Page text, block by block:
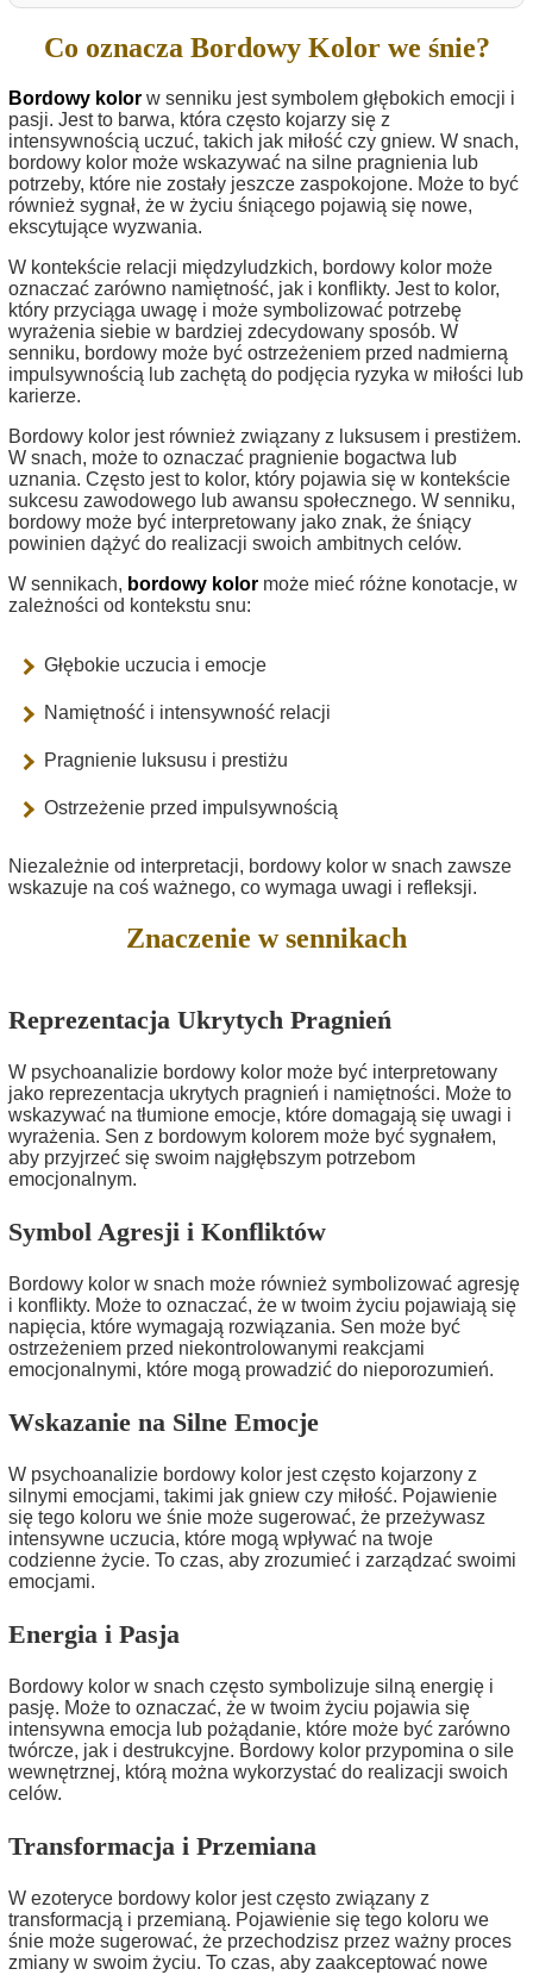
Co oznacza Bordowy Kolor we śnie?
Bordowy kolor w senniku jest symbolem głębokich emocji i
pasji. Jest to barwa, która często kojarzy się z
intensywnością uczuć, takich jak miłość czy gniew. W snach,
bordowy kolor może wskazywać na silne pragnienia lub
potrzeby, które nie zostały jeszcze zaspokojone. Może to być
również sygnał, że w życiu śniącego pojawią się nowe,
ekscytujące wyzwania.
W kontekście relacji międzyludzkich, bordowy kolor może
oznaczać zarówno namiętność, jak i konflikty. Jest to kolor,
który przyciąga uwagę i może symbolizować potrzebę
wyrażenia siebie w bardziej zdecydowany sposób. W
senniku, bordowy może być ostrzeżeniem przed nadmierną
impulsywnością lub zachętą do podjęcia ryzyka w miłości lub
karierze.
Bordowy kolor jest również związany z luksusem i prestiżem.
W snach, może to oznaczać pragnienie bogactwa lub
uznania. Często jest to kolor, który pojawia się w kontekście
sukcesu zawodowego lub awansu społecznego. W senniku,
bordowy może być interpretowany jako znak, że śniący
powinien dążyć do realizacji swoich ambitnych celów.
W sennikach, bordowy kolor może mieć różne konotacje, w
zależności od kontekstu snu:
Głębokie uczucia i emocje
Namiętność i intensywność relacji
Pragnienie luksusu i prestiżu
Ostrzeżenie przed impulsywnością
Niezależnie od interpretacji, bordowy kolor w snach zawsze
wskazuje na coś ważnego, co wymaga uwagi i refleksji.
Znaczenie w sennikach
Reprezentacja Ukrytych Pragnień
W psychoanalizie bordowy kolor może być interpretowany
jako reprezentacja ukrytych pragnień i namiętności. Może to
wskazywać na tłumione emocje, które domagają się uwagi i
wyrażenia. Sen z bordowym kolorem może być sygnałem,
aby przyjrzeć się swoim najgłębszym potrzebom
emocjonalnym.
Symbol Agresji i Konfliktów
Bordowy kolor w snach może również symbolizować agresję
i konflikty. Może to oznaczać, że w twoim życiu pojawiają się
napięcia, które wymagają rozwiązania. Sen może być
ostrzeżeniem przed niekontrolowanymi reakcjami
emocjonalnymi, które mogą prowadzić do nieporozumień.
Wskazanie na Silne Emocje
W psychoanalizie bordowy kolor jest często kojarzony z
silnymi emocjami, takimi jak gniew czy miłość. Pojawienie
się tego koloru we śnie może sugerować, że przeżywasz
intensywne uczucia, które mogą wpływać na twoje
codzienne życie. To czas, aby zrozumieć i zarządzać swoimi
emocjami.
Energia i Pasja
Bordowy kolor w snach często symbolizuje silną energię i
pasję. Może to oznaczać, że w twoim życiu pojawia się
intensywna emocja lub pożądanie, które może być zarówno
twórcze, jak i destrukcyjne. Bordowy kolor przypomina o sile
wewnętrznej, którą można wykorzystać do realizacji swoich
celów.
Transformacja i Przemiana
W ezoteryce bordowy kolor jest często związany z
transformacją i przemianą. Pojawienie się tego koloru we
śnie może sugerować, że przechodzisz przez ważny proces
zmiany w swoim życiu. To czas, aby zaakceptować nowe